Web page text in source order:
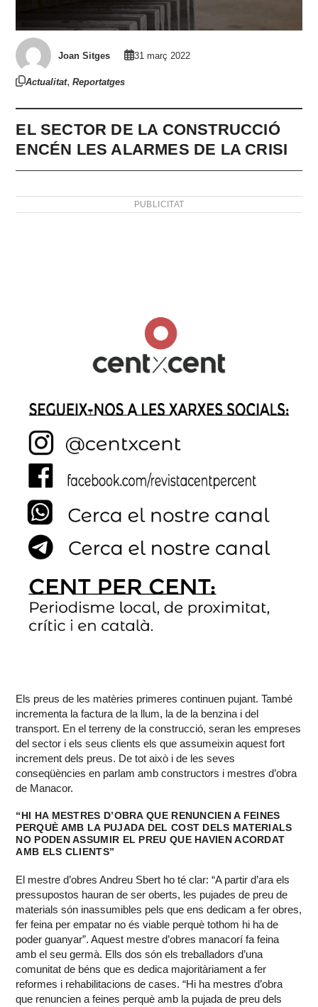
Joan Sitges 31 març 2022
Actualitat,Reportatges
EL SECTOR DE LA CONSTRUCCIÓ
ENCÉN LES ALARMES DE LA CRISI
PUBLICITAT
Els preus de les matèries primeres continuen pujant. També
incrementa la factura de la llum, la de la benzina i del
transport. En el terreny de la construcció, seran les empreses
del sector i els seus clients els que assumeixin aquest fort
increment dels preus. De tot això i de les seves
conseqüències en parlam amb constructors i mestres d’obra
de Manacor.
“HI HA MESTRES D’OBRA QUE RENUNCIEN A FEINES
PERQUÈ AMB LA PUJADA DEL COST DELS MATERIALS
NO PODEN ASSUMIR EL PREU QUE HAVIEN ACORDAT
AMB ELS CLIENTS”
El mestre d’obres Andreu Sbert ho té clar: “A partir d’ara els
pressupostos hauran de ser oberts, les pujades de preu de
materials són inassumibles pels que ens dedicam a fer obres,
fer feina per empatar no és viable perquè tothom hi ha de
poder guanyar”. Aquest mestre d’obres manacorí fa feina
amb el seu germà. Ells dos són els treballadors d’una
comunitat de béns que es dedica majoritàriament a fer
reformes i rehabilitacions de cases. “Hi ha mestres d’obra
que renuncien a feines perquè amb la pujada de preu dels